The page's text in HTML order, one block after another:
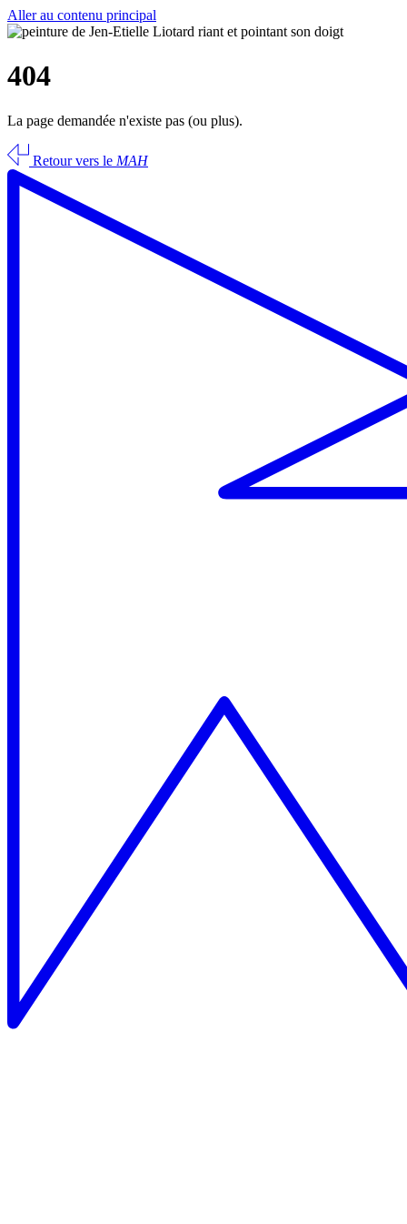
Aller au contenu principal
404
La page demandée n'existe pas (ou plus).
Retour vers le MAH